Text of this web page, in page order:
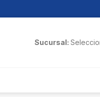
Sucursal: